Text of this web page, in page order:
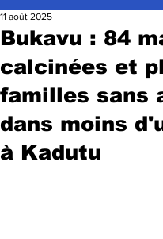
Bukavu : 84
calcinées et
familles sans
dans moins
à Kadutu
11 août 2025